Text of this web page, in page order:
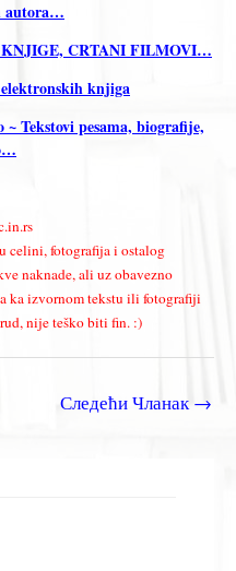
autora…
KNJIGE, CRTANI FILMOVI…
knjiga
Tekstovi pesama, biografije,
celini, fotografija i ostalog
naknade, ali uz obavezno
ka izvornom tekstu ili fotografiji
nije teško biti fin. :)
Следећи Чланак →